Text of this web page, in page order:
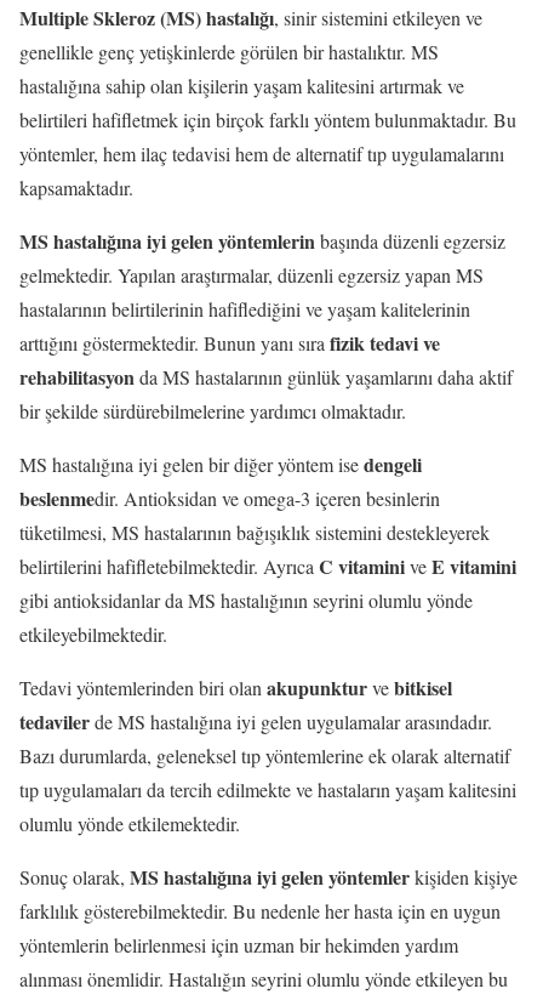
Multiple Skleroz (MS) hastalığı, sinir sistemini etkileyen ve
genellikle genç yetişkinlerde görülen bir hastalıktır. MS
hastalığına sahip olan kişilerin yaşam kalitesini artırmak ve
belirtileri hafifletmek için birçok farklı yöntem bulunmaktadır. Bu
yöntemler, hem ilaç tedavisi hem de alternatif tıp uygulamalarını
kapsamaktadır.
MS hastalığına iyi gelen yöntemlerinbaşında düzenli egzersiz
gelmektedir. Yapılan araştırmalar, düzenli egzersiz yapan MS
hastalarının belirtilerinin hafiflediğini ve yaşam kalitelerinin
arttığını göstermektedir. Bunun yanı sırafizik tedavi ve
rehabilitasyonda MS hastalarının günlük yaşamlarını daha aktif
bir şekilde sürdürebilmelerine yardımcı olmaktadır.
MS hastalığına iyi gelen bir diğer yöntem isedengeli
beslenmedir. Antioksidan ve omega-3 içeren besinlerin
tüketilmesi, MS hastalarının bağışıklık sistemini destekleyerek
belirtilerini hafifletebilmektedir. AyrıcaC vitaminiveE vitamini
gibi antioksidanlar da MS hastalığının seyrini olumlu yönde
etkileyebilmektedir.
Tedavi yöntemlerinden biri olanakupunkturvebitkisel
tedavilerde MS hastalığına iyi gelen uygulamalar arasındadır.
Bazı durumlarda, geleneksel tıp yöntemlerine ek olarak alternatif
tıp uygulamaları da tercih edilmekte ve hastaların yaşam kalitesini
olumlu yönde etkilemektedir.
Sonuç olarak, MS hastalığına iyi gelen yöntemlerkişiden kişiye
farklılık gösterebilmektedir. Bu nedenle her hasta için en uygun
yöntemlerin belirlenmesi için uzman bir hekimden yardım
alınması önemlidir. Hastalığın seyrini olumlu yönde etkileyen bu